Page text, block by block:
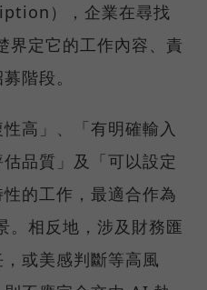
），企業在尋找
界定它的工作內容、責
階段。
高」、「有明確輸入
品質」及「可以設定
的工作，最適合作為
。相反地，涉及財務匯
或美感判斷等高風